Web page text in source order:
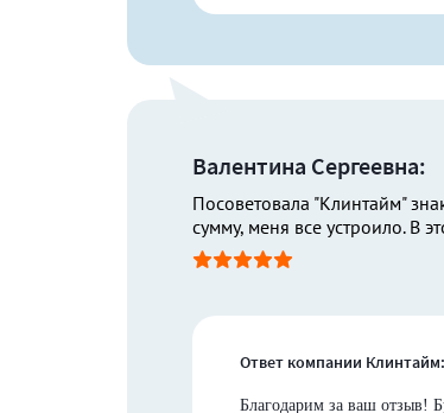
Валентина Сергеевна:
Посоветовала "Клинтайм"
сумму, меня все устроило. В
Ответ компании Клинтайм:
Благодарим за ваш отзыв!